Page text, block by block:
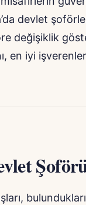
devlet
değişiklik
en iyi